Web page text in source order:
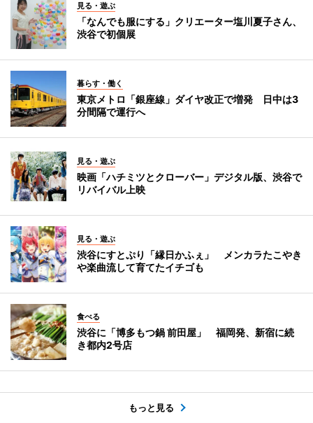
見る・遊ぶ
「なんでも服にする」クリエーター塩川夏子さん、
渋谷で初個展
暮らす・働く
東京メトロ「銀座線」ダイヤ改正で増発 日中は3
分間隔で運行へ
見る・遊ぶ
映画「ハチミツとクローバー」デジタル版、渋谷で
リバイバル上映
見る・遊ぶ
渋谷にすとぷり「縁日かふぇ」 メンカラたこやき
や楽曲流して育てたイチゴも
食べる
渋谷に「博多もつ鍋 前田屋」 福岡発、新宿に続
き都内2号店
もっと見る